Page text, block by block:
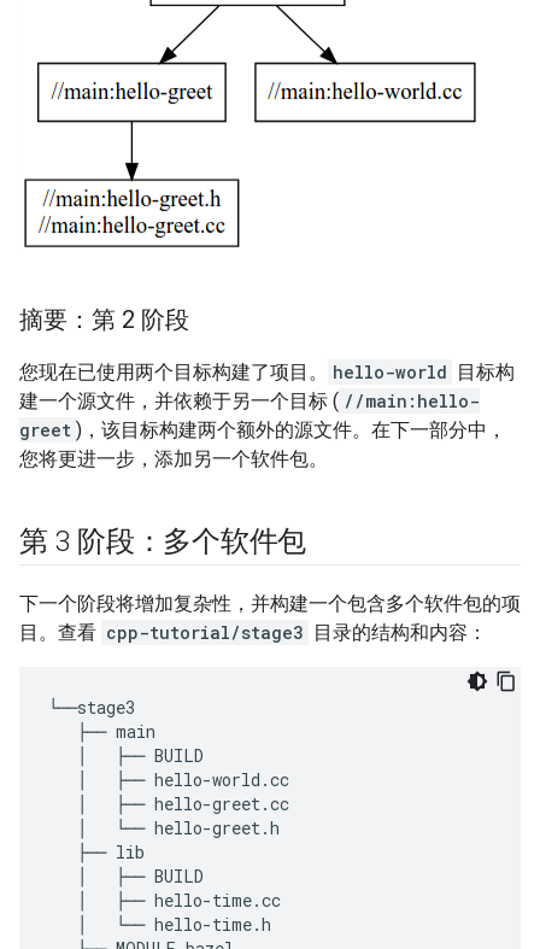
摘要：第 2 阶段
您现在已使用两个目标构建了项目。 hello-world 目标构
建一个源文件，并依赖于另一个目标 ( //main:hello-
greet )，该目标构建两个额外的源文件。在下一部分中，
您将更进一步，添加另一个软件包。
第 3 阶段：多个软件包
下一个阶段将增加复杂性，并构建一个包含多个软件包的项
目。查看 cpp-tutorial/stage3 目录的结构和内容：
└──stage3
   ├── main
   │   ├── BUILD
   │   ├── hello-world.cc
   │   ├── hello-greet.cc
   │   └── hello-greet.h
   ├── lib
   │   ├── BUILD
   │   ├── hello-time.cc
   │   └── hello-time.h